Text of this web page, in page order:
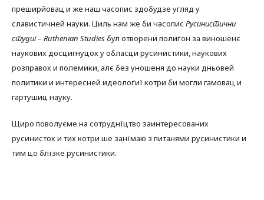
преширйовац и же наш часопис здобудзе угляд у
славистичней науки. Циль нам же би часопис Русинистични
студиї– Ruthenian Studiesбул отворени полиґон за виношенє
наукових досцигнуцох у обласци русинистики, наукових
розправох и полемики, алє без уношеня до науки дньовей
политики и интересней идеолоґиї котри би могли гамовац и
гартушиц науку.
Щиро поволуєме на сотруднїцтво заинтересованих
русинистох и тих котри ше занїмаю з питанями русинистики и
тим цо блїзке русинистики.